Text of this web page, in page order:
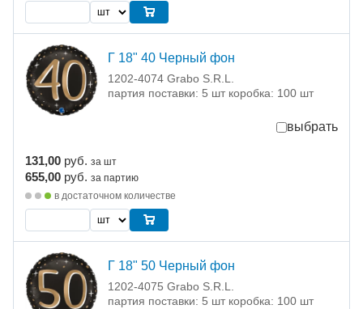
Г 18" 40 Черный фон
1202-4074 Grabo S.R.L.
партия поставки: 5 шт коробка: 100 шт
выбрать
131,00 руб. за шт
655,00 руб. за партию
в достаточном количестве
Г 18" 50 Черный фон
1202-4075 Grabo S.R.L.
партия поставки: 5 шт коробка: 100 шт